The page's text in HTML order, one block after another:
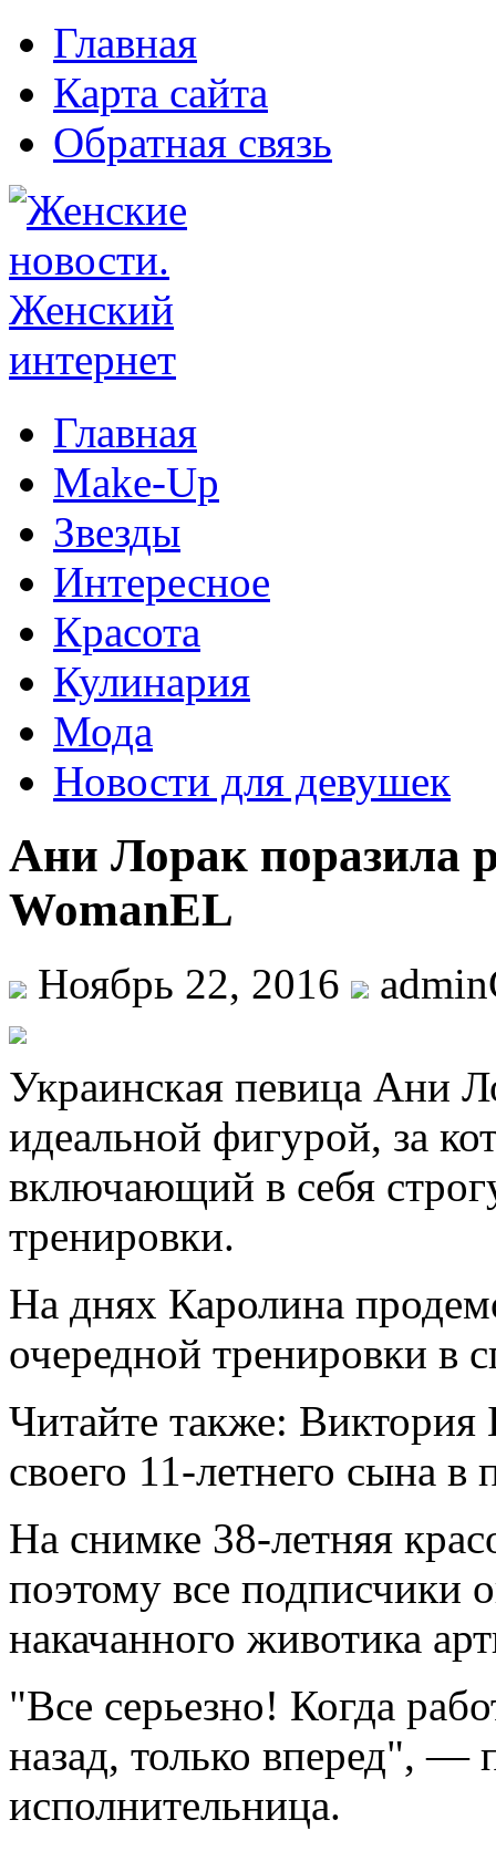
Главная
Карта сайта
Обратная связь
Главная
Make-Up
Звезды
Интересное
Красота
Кулинария
Мода
Новости для девушек
Ани Лорак поразила
WomanEL
Ноябрь 22, 2016
Укрaинскaя певица Ани
идеальной фигурой, за
включающий в себя
тренировки.
На днях Каролина
очередной тренировки в
Читайте также: Виктория
своего 11-летнего сына в
На снимке 38-летняя
поэтому все подписчики
накачанного животика
"Все серьезно! Когда
назад, только вперед", —
исполнительница.